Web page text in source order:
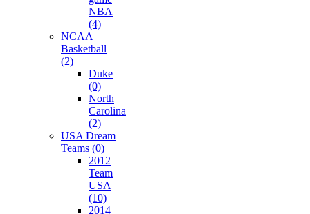
NBA
(4)
NCAA
Basketball
(2)
Duke
(0)
North
Carolina
(2)
USA Dream
Teams (0)
2012
Team
USA
(10)
2014